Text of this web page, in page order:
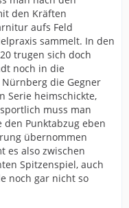
den Kräften
aufs Feld
sammelt. In den
trugen sich doch
noch in die
die Gegner
Serie heimschickte,
muss man
Punktabzug eben
übernommen
es also zwischen
Spitzenspiel, auch
noch gar nicht so